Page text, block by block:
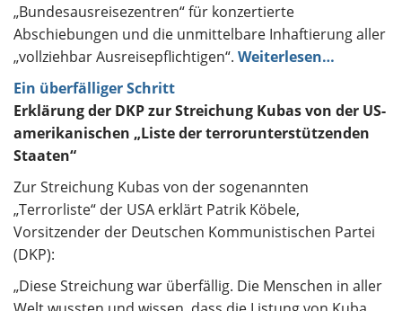
„Bundesausreisezentren“ für konzertierte
Abschiebungen und die unmittelbare Inhaftierung aller
„vollziehbar Ausreisepflichtigen“. Weiterlesen…
Ein überfälliger Schritt
Erklärung der DKP zur Streichung Kubas von der US-
amerikanischen „Liste der terrorunterstützenden
Staaten“
Zur Streichung Kubas von der sogenannten
„Terrorliste“ der USA erklärt Patrik Köbele,
Vorsitzender der Deutschen Kommunistischen Partei
(DKP):
„Diese Streichung war überfällig. Die Menschen in aller